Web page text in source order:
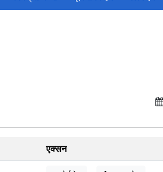
एक्सन